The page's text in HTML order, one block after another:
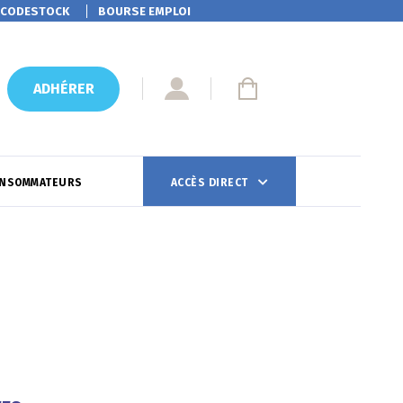
BOURSE EMPLOI
ADHÉRER
ACCÈS DIRECT